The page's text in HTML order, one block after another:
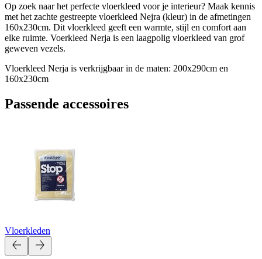
Op zoek naar het perfecte vloerkleed voor je interieur? Maak kennis
met het zachte gestreepte vloerkleed Nejra (kleur) in de afmetingen
160x230cm. Dit vloerkleed geeft een warmte, stijl en comfort aan
elke ruimte. Voerkleed Nerja is een laagpolig vloerkleed van grof
geweven vezels.
Vloerkleed Nerja is verkrijgbaar in de maten: 200x290cm en
160x230cm
Passende accessoires
Vloerkleden